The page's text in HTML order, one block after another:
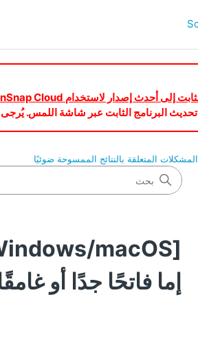
المشكلات المتعلقة بالنتائج الممسوحة ضوئيًا
إما فاتحًا جدًا أو